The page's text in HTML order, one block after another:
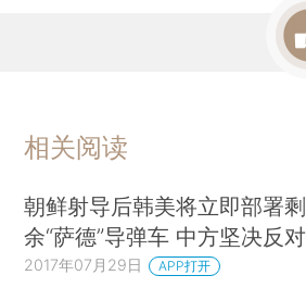
相关阅读
朝鲜射导后韩美将立即部署剩
余“萨德”导弹车 中方坚决反对
2017年07月29日 APP打开